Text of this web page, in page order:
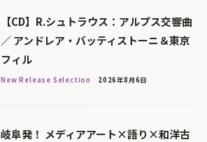
【CD】R.シュトラウス：アルプス交響曲
／ アンドレア・バッティストーニ＆東京
フィル
New Release Selection 2026年8月6日
岐阜発！ メディアアート×語り×和洋古